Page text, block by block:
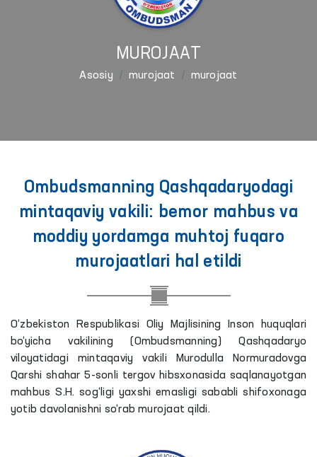
MUROJAAT
Asosiy murojaat murojaat
Ombudsmanning Qashqadaryodagi
mintaqaviy vakili: bemor mahbus va
moddiy yordamga muhtoj fuqaro
murojaatlari hal etildi
O‘zbekiston Respublikasi Oliy Majlisining Inson huquqlari
bo‘yicha vakilining (Ombudsmanning) Qashqadaryo
viloyatidagi mintaqaviy vakili Murodulla Normuradovga
Qarshi shahar 5-sonli tergov hibsxonasida saqlanayotgan
mahbus S.H. sog‘ligi yaxshi emasligi sababli shifoxonaga
yotib davolanishni so‘rab murojaat qildi.